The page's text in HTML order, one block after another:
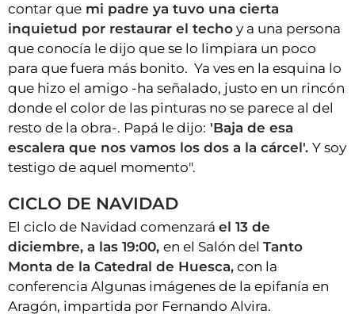
contar que mi padre ya tuvo una cierta
inquietud por restaurar el techo y a una persona
que conocía le dijo que se lo limpiara un poco
para que fuera más bonito. Ya ves en la esquina lo
que hizo el amigo -ha señalado, justo en un rincón
donde el color de las pinturas no se parece al del
resto de la obra-. Papá le dijo: 'Baja de esa
escalera que nos vamos los dos a la cárcel'. Y soy
testigo de aquel momento".
CICLO DE NAVIDAD
El ciclo de Navidad comenzará el 13 de
diciembre, a las 19:00, en el Salón del Tanto
Monta de la Catedral de Huesca, con la
conferencia Algunas imágenes de la epifanía en
Aragón, impartida por Fernando Alvira.